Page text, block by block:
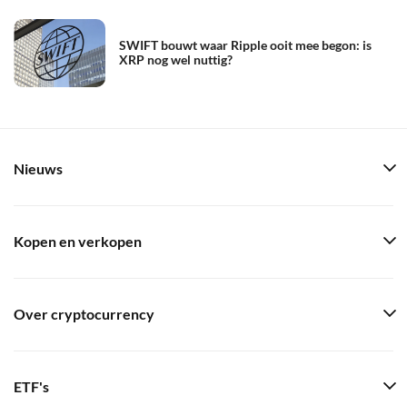
SWIFT bouwt waar Ripple ooit mee begon: is
XRP nog wel nuttig?
Nieuws
Kopen en verkopen
Over cryptocurrency
ETF's